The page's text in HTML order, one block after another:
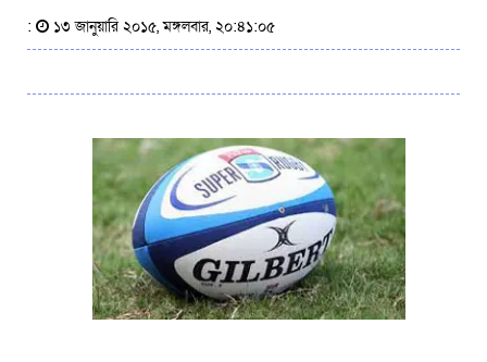
: ১৩ জানুয়ারি ২০১৫, মঙ্গলবার, ২০:৪১:০৫